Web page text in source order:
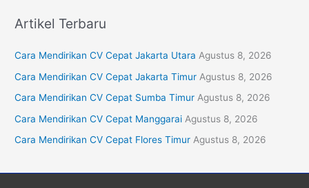
Artikel Terbaru
Cara Mendirikan CV Cepat Jakarta Utara Agustus 8, 2026
Cara Mendirikan CV Cepat Jakarta Timur Agustus 8, 2026
Cara Mendirikan CV Cepat Sumba Timur Agustus 8, 2026
Cara Mendirikan CV Cepat Manggarai Agustus 8, 2026
Cara Mendirikan CV Cepat Flores Timur Agustus 8, 2026